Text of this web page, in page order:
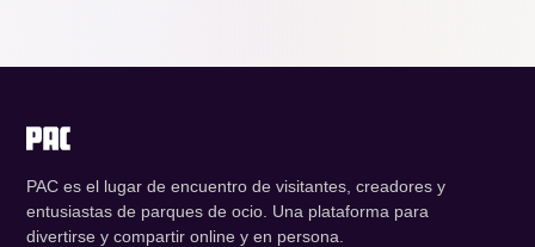
PAC es el lugar de encuentro de visitantes, creadores y
entusiastas de parques de ocio. Una plataforma para
divertirse y compartir online y en persona.